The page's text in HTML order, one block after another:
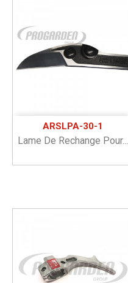
ARSLPA-30-1
Lame De Rechange Pour...